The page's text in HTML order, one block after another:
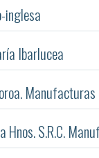
inglesa
Ibarlucea
Hnos. S.R.C.